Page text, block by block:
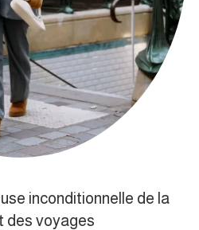
inconditionnelle de la
des voyages